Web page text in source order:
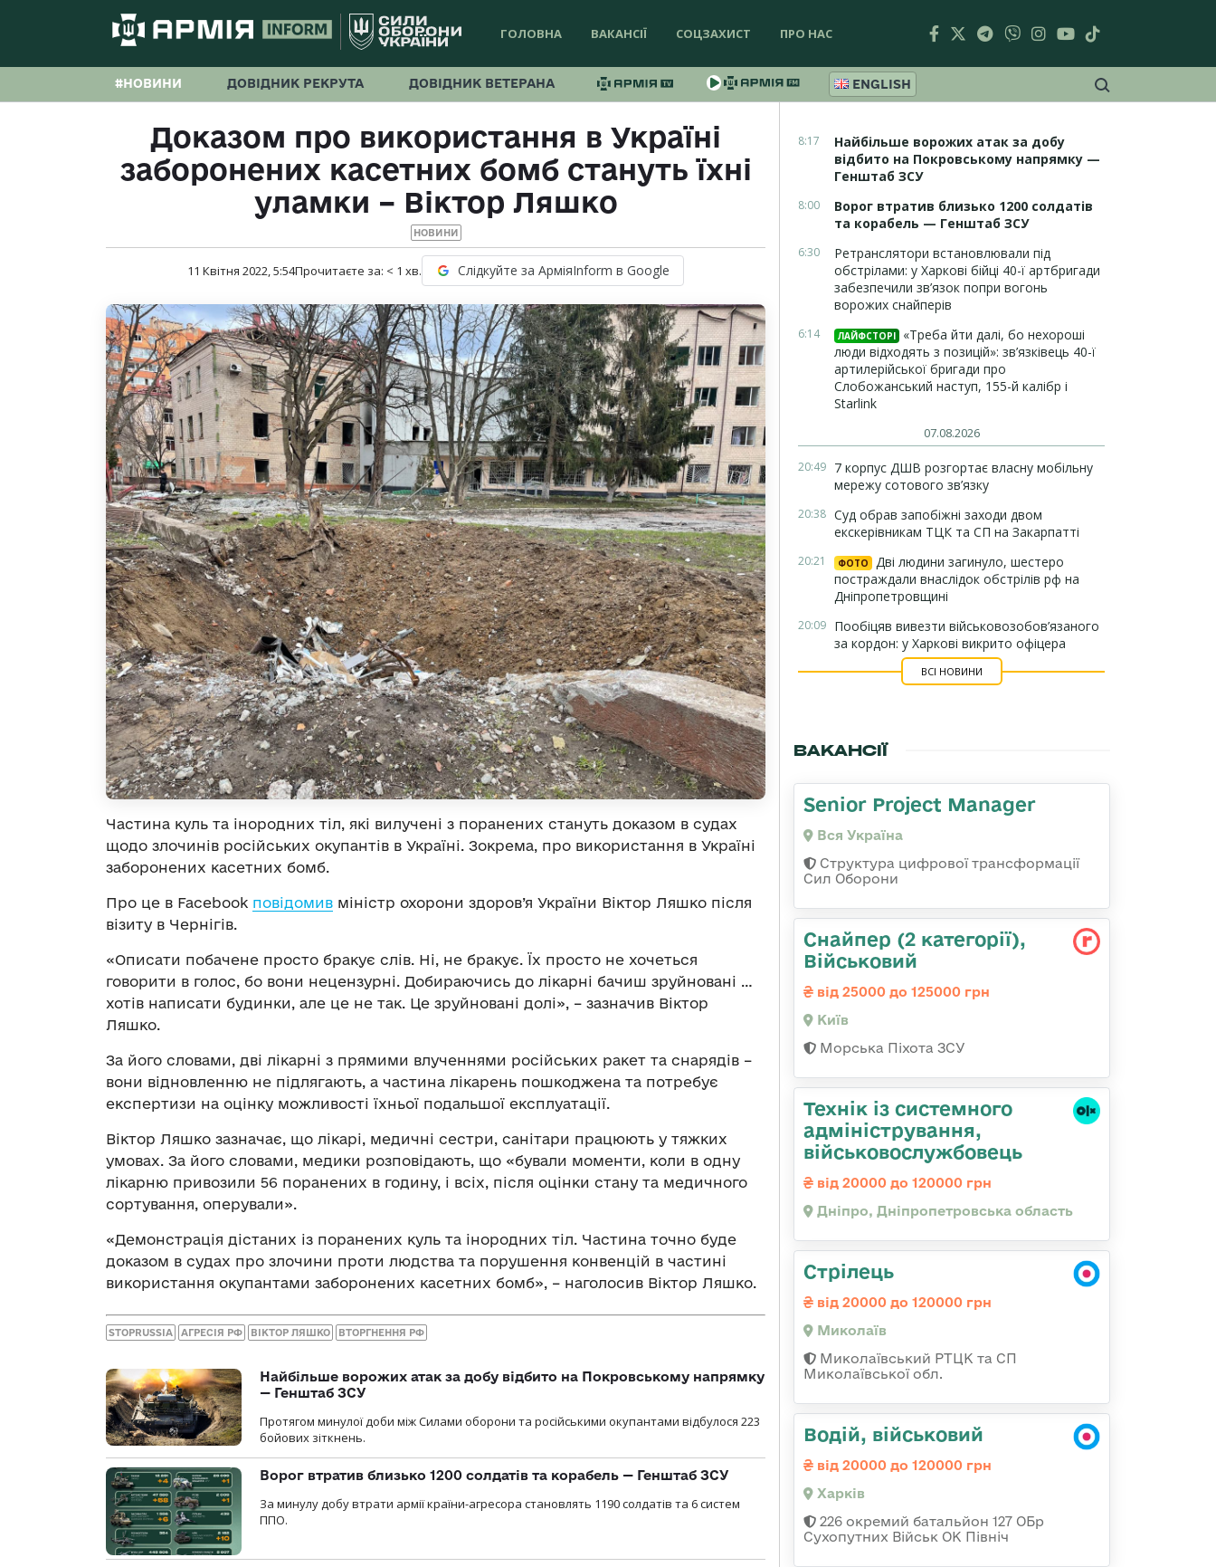
ГОЛОВНА ВАКАНСІЇ СОЦЗАХИСТ ПРО НАС
#НОВИНИ ДОВІДНИК РЕКРУТА ДОВІДНИК ВЕТЕРАНА ENGLISH
Доказом про використання в Україні
заборонених касетних бомб стануть їхні
уламки – Віктор Ляшко
НОВИНИ
11 Квітня 2022, 5:54Прочитаєте за: < 1 хв. Слідкуйте за АрміяInform в Google
Частина куль та інородних тіл, які вилучені з поранених стануть доказом в судах
щодо злочинів російських окупантів в Україні. Зокрема, про використання в Україні
заборонених касетних бомб.
Про це в Facebook повідомив міністр охорони здоров’я України Віктор Ляшко після
візиту в Чернігів.
«Описати побачене просто бракує слів. Ні, не бракує. Їх просто не хочеться
говорити в голос, бо вони нецензурні. Добираючись до лікарні бачиш зруйновані …
хотів написати будинки, але це не так. Це зруйновані долі», – зазначив Віктор
Ляшко.
За його словами, дві лікарні з прямими влученнями російських ракет та снарядів –
вони відновленню не підлягають, а частина лікарень пошкоджена та потребує
експертизи на оцінку можливості їхньої подальшої експлуатації.
Віктор Ляшко зазначає, що лікарі, медичні сестри, санітари працюють у тяжких
умовах. За його словами, медики розповідають, що «бували моменти, коли в одну
лікарню привозили 56 поранених в годину, і всіх, після оцінки стану та медичного
сортування, оперували».
«Демонстрація дістаних із поранених куль та інородних тіл. Частина точно буде
доказом в судах про злочини проти людства та порушення конвенцій в частині
використання окупантами заборонених касетних бомб», – наголосив Віктор Ляшко.
STOPRUSSIA АГРЕСІЯ РФ ВІКТОР ЛЯШКО ВТОРГНЕННЯ РФ
Найбільше ворожих атак за добу відбито на Покровському напрямку
— Генштаб ЗСУ
Протягом минулої доби між Силами оборони та російськими окупантами відбулося 223
бойових зіткнень.
Ворог втратив близько 1200 солдатів та корабель — Генштаб ЗСУ
За минулу добу втрати армії країни-агресора становлять 1190 солдатів та 6 систем
ППО.
8:17
Найбільше ворожих атак за добу
відбито на Покровському напрямку —
Генштаб ЗСУ
8:00
Ворог втратив близько 1200 солдатів
та корабель — Генштаб ЗСУ
6:30
Ретранслятори встановлювали під
обстрілами: у Харкові бійці 40-ї артбригади
забезпечили зв’язок попри вогонь
ворожих снайперів
6:14 ЛАЙФСТОРІ
«Треба йти далі, бо нехороші
люди відходять з позицій»: зв’язківець 40-ї
артилерійської бригади про
Слобожанський наступ, 155-й калібр і
Starlink
07.08.2026
20:49 7 корпус ДШВ розгортає власну мобільну
мережу сотового зв’язку
20:38 Суд обрав запобіжні заходи двом
екскерівникам ТЦК та СП на Закарпатті
20:21 ФОТО
Дві людини загинуло, шестеро
постраждали внаслідок обстрілів рф на
Дніпропетровщині
20:09 Пообіцяв вивезти військовозобов’язаного
за кордон: у Харкові викрито офіцера
ВСІ НОВИНИ
ВАКАНСІЇ
Senior Project Manager
Вся Україна
Структура цифрової трансформації
Сил Оборони
Снайпер (2 категорії),
Військовий
від 25000 до 125000 грн
Київ
Морська Піхота ЗСУ
Технік із системного
адміністрування,
військовослужбовець
від 20000 до 120000 грн
Дніпро, Дніпропетровська область
Стрілець
від 20000 до 120000 грн
Миколаїв
Миколаївський РТЦК та СП
Миколаївської обл.
Водій, військовий
від 20000 до 120000 грн
Харків
226 окремий батальйон 127 ОБр
Сухопутних Військ ОК Північ